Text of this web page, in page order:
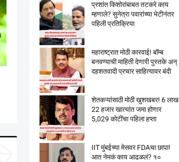
प्रशांत किशोरांबाबत तटकरे काय
म्हणाले? सुनेत्रा पवारांच्या भेटीनंतर
पहिली प्रतिक्रिया
महाराष्ट्रात मोठी कारवाई! बॉम्ब
बनवण्याची माहिती देणारी पुस्तके अन्
दहशतवादी प्रचार साहित्यावर बंदी
शेतकऱ्यांसाठी मोठी खुशखबर! 6 लाख
22 हजार खात्यांत जमा होणार
5,029 कोटींचा पहिला हप्ता
IIT मुंबईच्या मेसवर FDAचा छापा!
आत नेमकं काय आढळलं? १०